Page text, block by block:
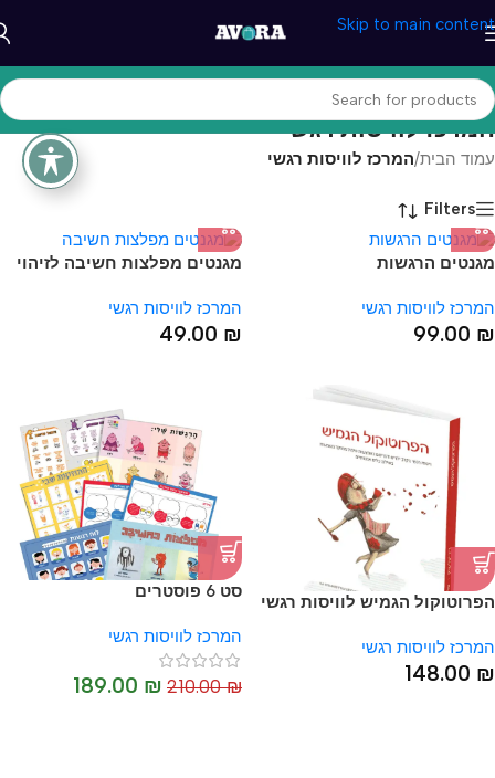
Skip to main content
המרכז לוויסות רגשי
עמוד הבית/המרכז לוויסות רגשי
Filters
HOT
מגנטים הרגשות
המרכז לוויסות רגשי
99.00 ₪
מגנטים מפלצות חשיבה לזיהוי
המרכז לוויסות רגשי
49.00 ₪
הפרוטוקול הגמיש לוויסות רגשי
המרכז לוויסות רגשי
148.00 ₪
סט 6 פוסטרים
המרכז לוויסות רגשי
210.00₪
189.00 ₪